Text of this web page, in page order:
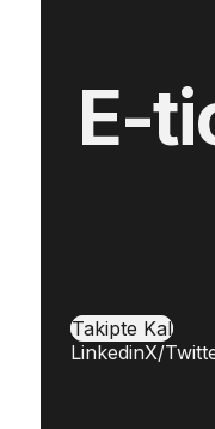
E-
Takipte Kal
LinkedinX/